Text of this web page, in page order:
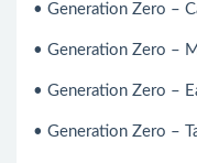
• Generation Zero –
• Generation Zero –
• Generation Zero –
• Generation Zero –